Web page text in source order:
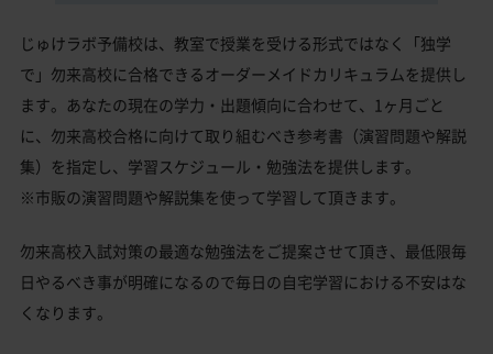
じゅけラボ予備校は、教室で授業を受ける形式ではなく「独学
で」勿来高校に合格できるオーダーメイドカリキュラムを提供し
ます。あなたの現在の学力・出題傾向に合わせて、1ヶ月ごと
に、勿来高校合格に向けて取り組むべき参考書（演習問題や解説
集）を指定し、学習スケジュール・勉強法を提供します。
※市販の演習問題や解説集を使って学習して頂きます。
勿来高校入試対策の最適な勉強法をご提案させて頂き、最低限毎
日やるべき事が明確になるので毎日の自宅学習における不安はな
くなります。